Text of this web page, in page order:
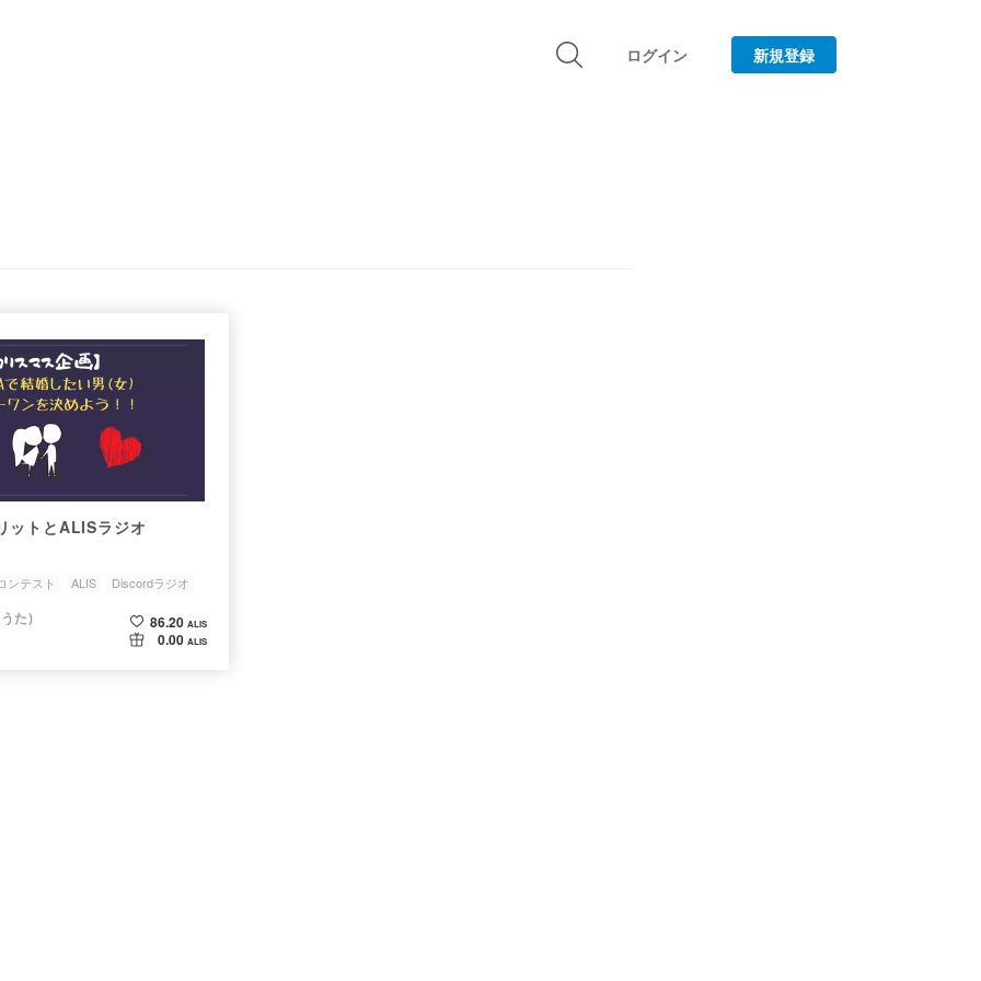
ログイン 新規登録
ットとALISラジオ
ンテスト ALIS Discordラジオ
た) 86.20 ALIS
0.00 ALIS